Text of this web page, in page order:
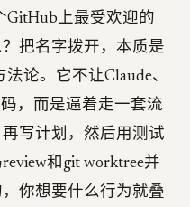
GitHub上最受欢迎的
把名字拨开，本质是
论。它不让Claude、
，而是逼着走一套流
写计划，然后用测试
和git worktree并
你想要什么行为就叠